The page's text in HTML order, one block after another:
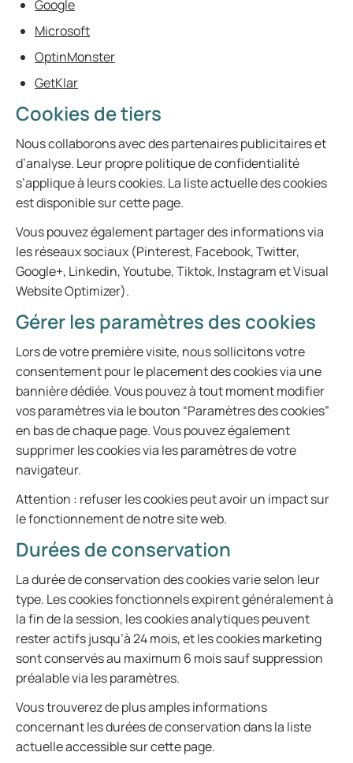
Google
Microsoft
OptinMonster
GetKlar
Cookies de tiers
Nous collaborons avec des partenaires publicitaires et
d’analyse. Leur propre politique de confidentialité
s’applique à leurs cookies. La liste actuelle des cookies
est disponible sur cette page.
Vous pouvez également partager des informations via
les réseaux sociaux (Pinterest, Facebook, Twitter,
Google+, Linkedin, Youtube, Tiktok, Instagram et Visual
Website Optimizer).
Gérer les paramètres des cookies
Lors de votre première visite, nous sollicitons votre
consentement pour le placement des cookies via une
bannière dédiée. Vous pouvez à tout moment modifier
vos paramètres via le bouton “Paramètres des cookies”
en bas de chaque page. Vous pouvez également
supprimer les cookies via les paramètres de votre
navigateur.
Attention : refuser les cookies peut avoir un impact sur
le fonctionnement de notre site web.
Durées de conservation
La durée de conservation des cookies varie selon leur
type. Les cookies fonctionnels expirent généralement à
la fin de la session, les cookies analytiques peuvent
rester actifs jusqu’à 24 mois, et les cookies marketing
sont conservés au maximum 6 mois sauf suppression
préalable via les paramètres.
Vous trouverez de plus amples informations
concernant les durées de conservation dans la liste
actuelle accessible sur cette page.